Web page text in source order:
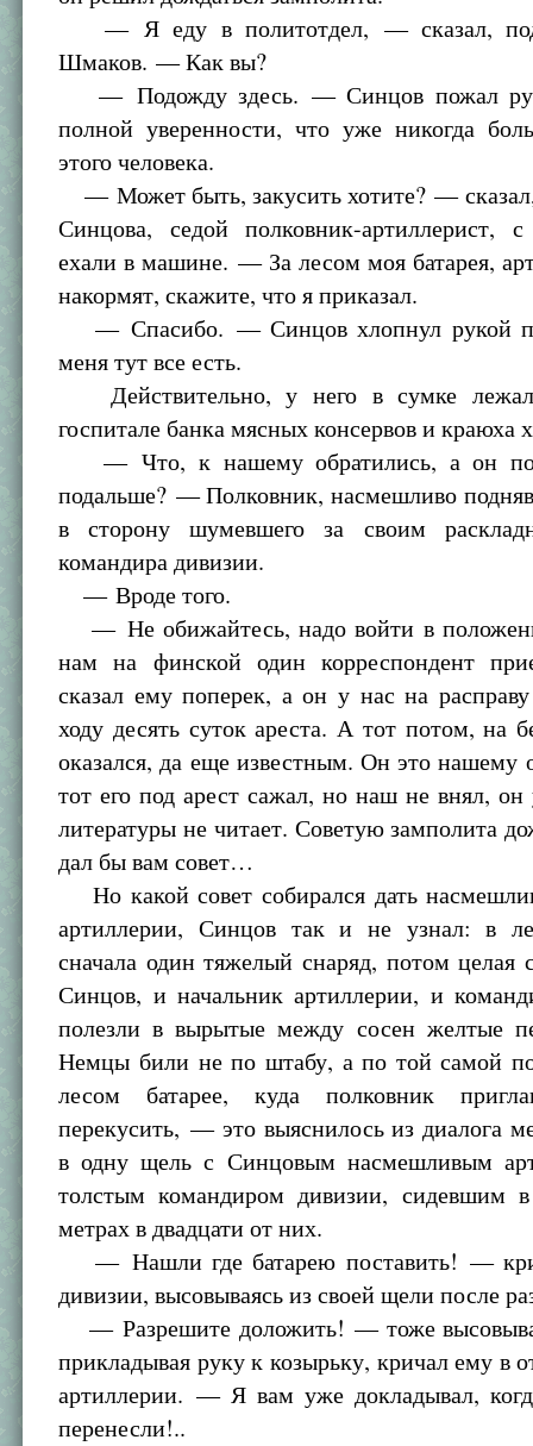
— Я еду в политотдел, — сказал,
Шмаков. — Как вы?
— Подожду здесь. — Синцов пожал
полной уверенности, что уже никогда
этого человека.
— Может быть, закусить хотите? —
Синцова, седой полковник-артиллерист,
ехали в машине. — За лесом моя батарея,
накормят, скажите, что я приказал.
— Спасибо. — Синцов хлопнул рукой
меня тут все есть.
Действительно, у него в сумке
госпитале банка мясных консервов и краюха
— Что, к нашему обратились, а он
подальше? — Полковник, насмешливо
в сторону шумевшего за своим
командира дивизии.
— Вроде того.
— Не обижайтесь, надо войти в
нам на финской один корреспондент
сказал ему поперек, а он у нас на
ходу десять суток ареста. А тот потом, на
оказался, да еще известным. Он это нашему
тот его под арест сажал, но наш не внял,
литературы не читает. Советую замполита
дал бы вам совет…
Но какой совет собирался дать
артиллерии, Синцов так и не узнал: в
сначала один тяжелый снаряд, потом
Синцов, и начальник артиллерии, и
полезли в вырытые между сосен желтые
Немцы били не по штабу, а по той самой
лесом батарее, куда полковник
перекусить, — это выяснилось из диалога
в одну щель с Синцовым насмешливым
толстым командиром дивизии, сидевшим
метрах в двадцати от них.
— Нашли где батарею поставить! —
дивизии, высовываясь из своей щели после
— Разрешите доложить! — тоже
прикладывая руку к козырьку, кричал ему в
артиллерии. — Я вам уже докладывал,
перенесли!..